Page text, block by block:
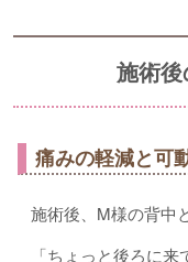
施術
痛みの軽減と可
施術後、M様の背中
「ちょっと後ろに